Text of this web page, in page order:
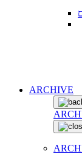
ARCHIVE